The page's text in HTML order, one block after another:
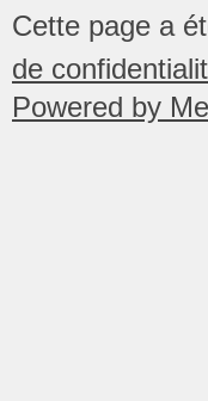
Cette page a
de
Powered by